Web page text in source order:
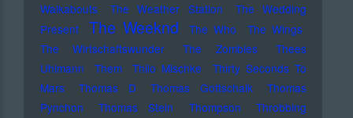
Walkabouts
The Weather Station
The Wedding
Present
The Weeknd The Who
The Wings
The Wirtschaftswunder
The Zombies
Thees
Uhlmann
Them Thilo Mischke
Thirty Seconds To
Mars
Thomas D Thomas Gottschalk
Thomas
Pynchon
Thomas Stein Thompson
Throbbing